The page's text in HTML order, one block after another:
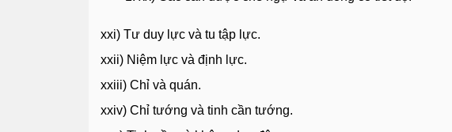
xxi) Tư duy lực và tu tập lực.
xxii) Niệm lực và định lực.
xxiii) Chỉ và quán.
xxiv) Chỉ tướng và tinh cần tướng.